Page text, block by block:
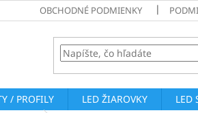
OBCHODNÉ PODMIENKY
/ PROFILY LED ŽIAROVKY LED